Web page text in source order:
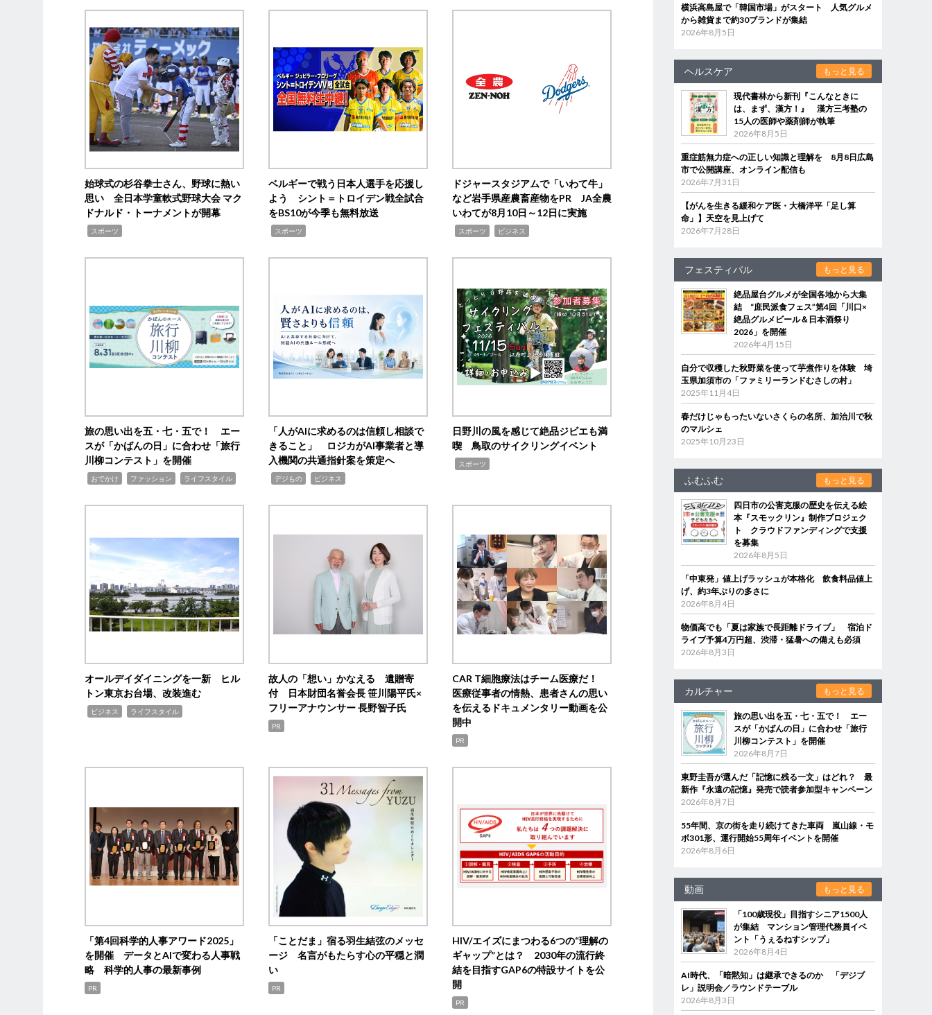
始球式の杉谷拳士さん、野球に熱い
思い 全日本学童軟式野球大会 マク
ドナルド・トーナメントが開幕
スポーツ
ベルギーで戦う日本人選手を応援し
よう シント＝トロイデン戦全試合
をBS10が今季も無料放送
スポーツ
ドジャースタジアムで「いわて牛」
など岩手県産農畜産物をPR JA全農
いわてが8月10日～12日に実施
スポーツ ビジネス
旅の思い出を五・七・五で！ エー
スが「かばんの日」に合わせ「旅行
川柳コンテスト」を開催
おでかけ ファッション ライフスタイル
「人がAIに求めるのは信頼し相談で
きること」 ロジカがAI事業者と導
入機関の共通指針案を策定へ
デジもの ビジネス
日野川の風を感じて絶品ジビエも満
喫 鳥取のサイクリングイベント
スポーツ
オールデイダイニングを一新 ヒル
トン東京お台場、改装進む
ビジネス ライフスタイル
故人の「想い」かなえる 遺贈寄
付 日本財団名誉会長 笹川陽平氏×
フリーアナウンサー 長野智子氏
PR
CAR T細胞療法はチーム医療だ！
医療従事者の情熱、患者さんの思い
を伝えるドキュメンタリー動画を公
開中
PR
「第4回科学的人事アワード2025」
を開催 データとAIで変わる人事戦
略 科学的人事の最新事例
PR
「ことだま」宿る羽生結弦のメッセ
ージ 名言がもたらす心の平穏と潤
い
PR
HIV/エイズにまつわる6つの“理解の
ギャップ”とは？ 2030年の流行終
結を目指すGAP6の特設サイトを公
開
PR
横浜高島屋で「韓国市場」がスタート 人気グルメ
から雑貨まで約30ブランドが集結
2026年8月5日
ヘルスケア もっと見る
現代書林から新刊『こんなときに
は、まず、漢方！』 漢方三考塾の
15人の医師や薬剤師が執筆
2026年8月5日
重症筋無力症への正しい知識と理解を 8月8日広島
市で公開講座、オンライン配信も
2026年7月31日
【がんを生きる緩和ケア医・大橋洋平「足し算
命」】天空を見上げて
2026年7月28日
フェスティバル もっと見る
絶品屋台グルメが全国各地から大集
結 “庶民派食フェス”第4回「川口×
絶品グルメビール＆日本酒祭り
2026」を開催
2026年4月15日
自分で収穫した秋野菜を使って芋煮作りを体験 埼
玉県加須市の「ファミリーランドむさしの村」
2025年11月4日
春だけじゃもったいないさくらの名所、加治川で秋
のマルシェ
2025年10月23日
ふむふむ もっと見る
四日市の公害克服の歴史を伝える絵
本『スモックリン』制作プロジェク
ト クラウドファンディングで支援
を募集
2026年8月5日
「中東発」値上げラッシュが本格化 飲食料品値上
げ、約3年ぶりの多さに
2026年8月4日
物価高でも「夏は家族で長距離ドライブ」 宿泊ド
ライブ予算4万円超、渋滞・猛暑への備えも必須
2026年8月3日
カルチャー もっと見る
旅の思い出を五・七・五で！ エー
スが「かばんの日」に合わせ「旅行
川柳コンテスト」を開催
2026年8月7日
東野圭吾が選んだ「記憶に残る一文」はどれ？ 最
新作『永遠の記憶』発売で読者参加型キャンペーン
2026年8月7日
55年間、京の街を走り続けてきた車両 嵐山線・モ
ボ301形、運行開始55周年イベントを開催
2026年8月6日
動画 もっと見る
「100歳現役」目指すシニア1500人
が集結 マンション管理代務員イベ
ント「うぇるねすシップ」
2026年8月4日
AI時代、「暗黙知」は継承できるのか 「デジブ
レ」説明会／ラウンドテーブル
2026年8月3日